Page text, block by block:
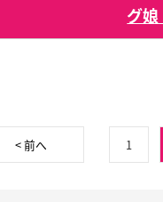
グ娘
< 前へ 1